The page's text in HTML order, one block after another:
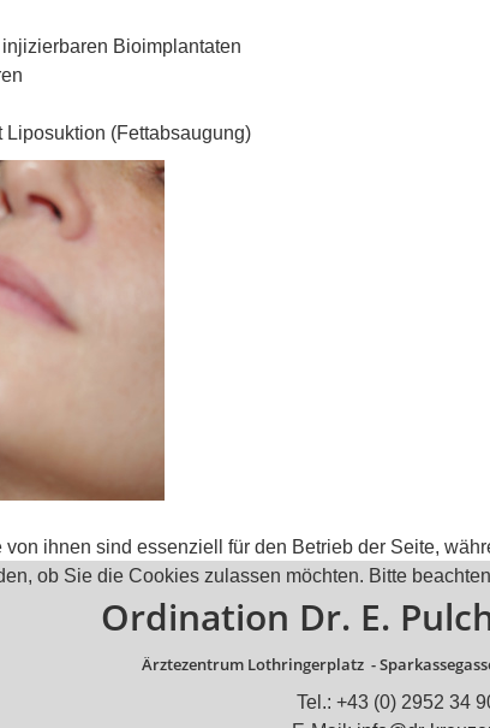
Bioimplantaten
Liposuktion (Fettabsaugung)
Ordination Dr. E.
Ärztezentrum Lothringerplatz -
Tel.: +43 (0) 2952 34
ihnen sind essenziell für den Betrieb der Seite,
ob Sie die Cookies zulassen möchten. Bitte